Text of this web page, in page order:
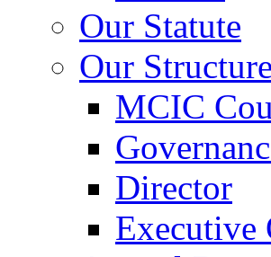
Our Statute
Our Structure
MCIC
Director
Executive